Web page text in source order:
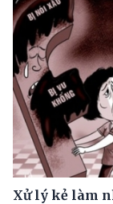
Xử lý kẻ làm